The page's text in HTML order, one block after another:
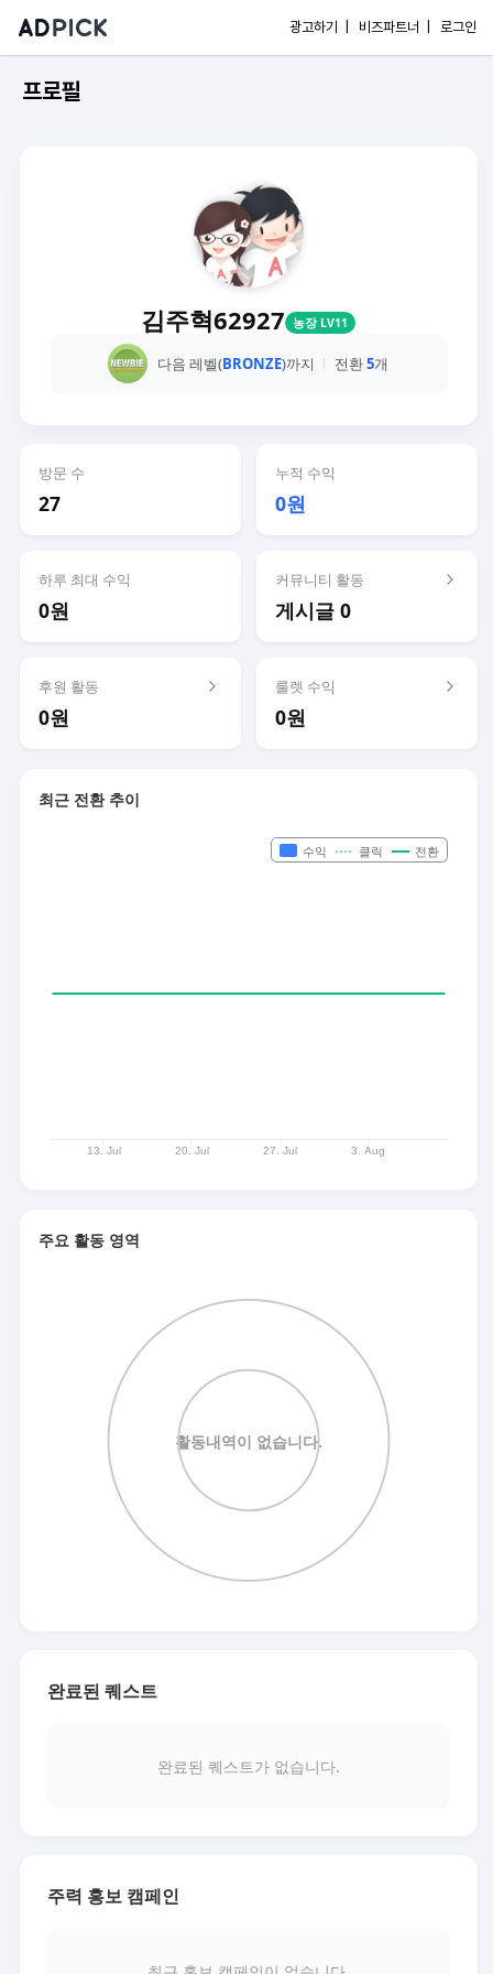
광고하기 | 비즈파트너 | 로그인
프로필
김주혁62927 농장 LV11
다음 레벨(BRONZE)까지 전환5개
방문 수
27
누적 수익
0원
하루 최대 수익
0원
커뮤니티 활동
게시글 0
후원 활동
0원
룰렛 수익
0원
최근 전환 추이
주요 활동 영역
완료된 퀘스트
완료된 퀘스트가 없습니다.
주력 홍보 캠페인